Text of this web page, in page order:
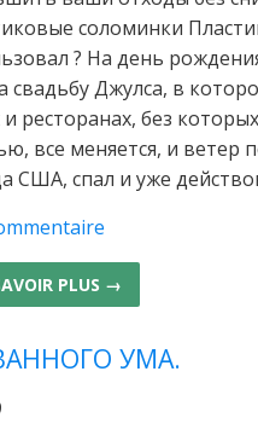
соломинки
? На день
свадьбу Джулса, в
и ресторанах, без
все меняется, и ветер
США, спал и уже
PLUS →
УМА.